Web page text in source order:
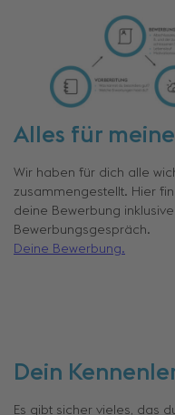
Alles für
Wir haben für dich alle
zusammengestellt. Hier
deine Bewerbung
Bewerbungsgespräch.
Deine Bewerbung.
Dein
Es gibt sicher vieles, das